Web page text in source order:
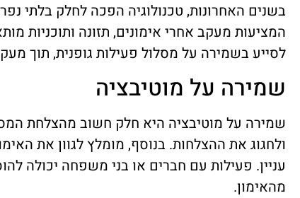
בשנים האחרונות, טכנולוגיה הפכה לחלק בלתי
המציעות מעקב אחרי אימונים, תזונה ותוכניות
לסייע בשמירה על מסלול פעילות גופנית, תוך
שמירה על מוטיבציה
שמירה על מוטיבציה היא חלק חשוב מהצלחת
ולחגוג את ההצלחות. בנוסף, מומלץ לגוון את
עניין. פעילות עם חברים או בני משפחה יכולה
מהאימון.